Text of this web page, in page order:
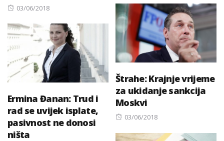
Posted
03/06/2018
Štrahe: Krajnje vrijeme
za ukidanje sankcija
Moskvi
Posted
03/06/2018
Ermina Đanan: Trud i
rad se uvijek isplate,
pasivnost ne donosi
ništa